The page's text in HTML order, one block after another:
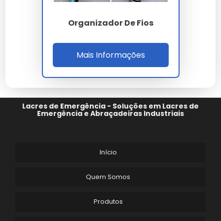
A durabilidade do fabricante de organizador de fios é
seu investimento tenha um retorno sólido ao longo do
A manutenção preventiva defabricante de
organizador de fiosprolonga a vida útil e evita
paradas desnecessárias na sua linha de produção.
Lembramos que o uso defabricante de
desenvolvimento focado em eficiência real.
Organizador De Fios
Mais Informações
Lacres de Emergência - Soluções em Lacres de
Emergência e Abraçadeiras Industriais
Início
Quem Somos
Produtos